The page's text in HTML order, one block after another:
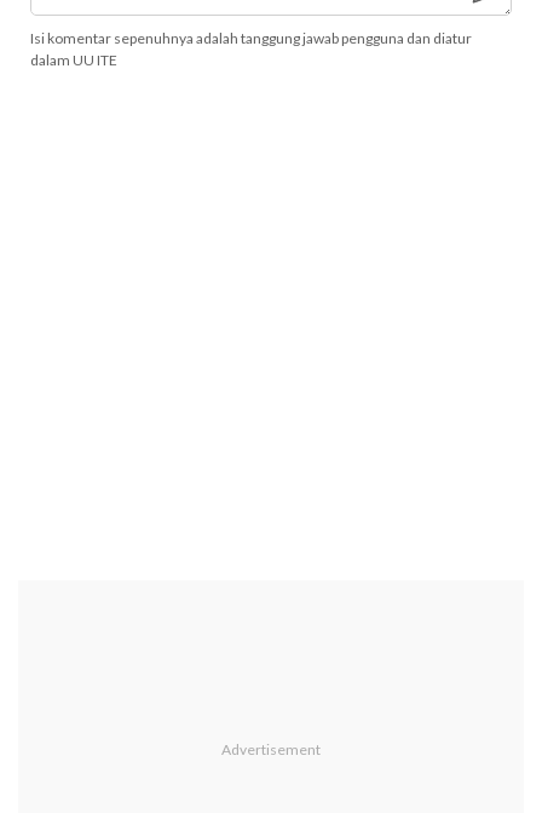
Isi komentar sepenuhnya adalah tanggung jawab pengguna dan diatur
dalam UU ITE